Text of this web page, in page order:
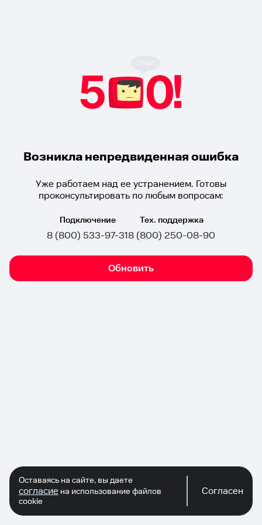
Возникла непредвиденная ошибка
Уже работаем над ее устранением. Готовы
проконсультировать по любым вопросам:
Подключение
8 (800) 533-97-31
Тех. поддержка
8 (800) 250-08-90
Обновить
Оставаясь на сайте, вы даете
согласие на использование файлов
cookie
Согласен